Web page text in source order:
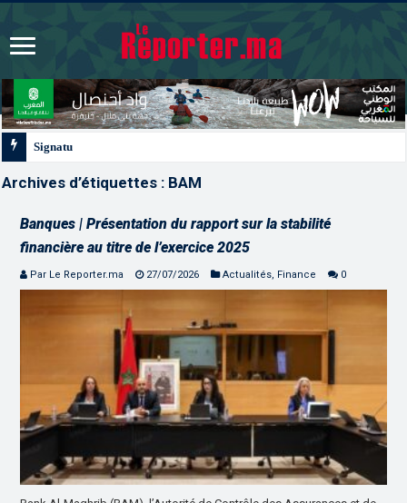
Signature à Santiago d’un protocole de coopération sanitaire et phytosanita
Archives d’étiquettes : BAM
Banques | Présentation du rapport sur la stabilité
financière au titre de l’exercice 2025
Par Le Reporter.ma 27/07/2026 Actualités, Finance 0